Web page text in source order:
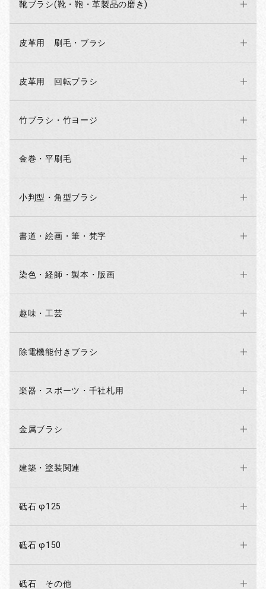
靴ブラシ(靴・鞄・革製品の磨き)
皮革用 刷毛・ブラシ
皮革用 回転ブラシ
竹ブラシ・竹ヨージ
金巻・平刷毛
小判型・角型ブラシ
書道・絵画・筆・梵字
染色・経師・製本・版画
趣味・工芸
除電機能付きブラシ
楽器・スポーツ・千社札用
金属ブラシ
建築・塗装関連
砥石 φ125
砥石 φ150
砥石 その他